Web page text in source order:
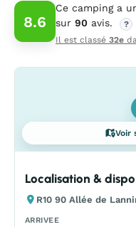
8.6
Ce camping a
sur 90 avis.
?
Il est classé 32e
Voir
Localisation &
R10 90 Allée de
ARRIVEE